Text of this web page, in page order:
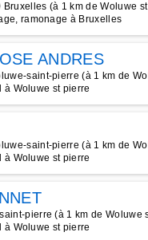
(à 1 km de Woluwe
ramonage à Bruxelles
ANDRES
saint-pierre (à 1 km de
à Woluwe st pierre
saint-pierre (à 1 km de
à Woluwe st pierre
pierre (à 1 km de Woluwe
à Woluwe st pierre